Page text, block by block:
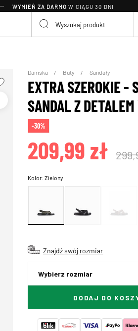
WYMIEŃ ZA DARMO W CIĄGU 30 DNI
Damska Buty Sandały
EXTRA SZEROKIE -
SANDAL Z
-30%
209,99 zł
Kolor:Zielony
Znajdź swój rozmiar
Wybierz rozmiar
DODAJ DO